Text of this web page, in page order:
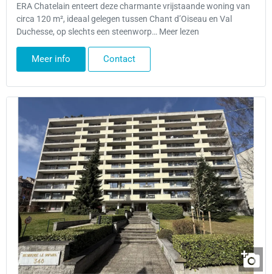
ERA Chatelain enteert deze charmante vrijstaande woning van
circa 120 m², ideaal gelegen tussen Chant d’Oiseau en Val
Duchesse, op slechts een steenworp… Meer lezen
Meer info Contact